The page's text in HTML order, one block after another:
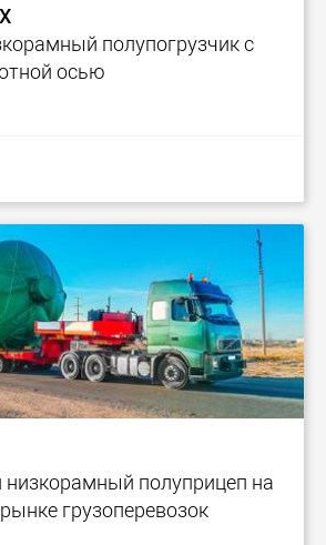
полупогрузчик с
осью
низкорамный полуприцеп на
грузоперевозок